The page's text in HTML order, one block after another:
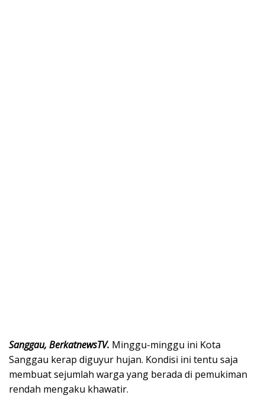
Sanggau, BerkatnewsTV. Minggu-minggu ini Kota
Sanggau kerap diguyur hujan. Kondisi ini tentu saja
membuat sejumlah warga yang berada di pemukiman
rendah mengaku khawatir.